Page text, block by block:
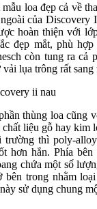
loa đẹp cả về
của Discovery
hoàn thiện với
đẹp mắt, phù
còn tung ra cả
lụa trông rất sang
thùng loa cũng
liệu gỗ hay kim
trường thì poly-
hơn hẳn. Phía
chứa một số
bên trong nhằm
sử dụng chung